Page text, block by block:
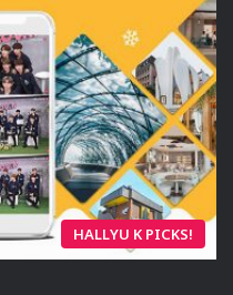
HALLYU K PICKS!